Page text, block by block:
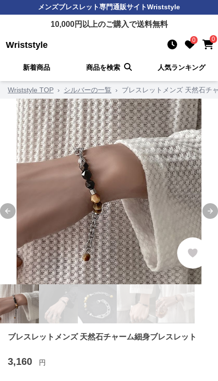
メンズブレスレット専門通販サイトWriststyle
10,000円以上のご購入で送料無料
Wriststyle 0 0
新着商品 商品を検索 人気ランキング
Wriststyle TOP › シルバーの一覧 › ブレスレットメンズ 天然石チ
Previous slide
ブレスレットメンズ 天然石チャーム細身ブレスレット
3,160 円